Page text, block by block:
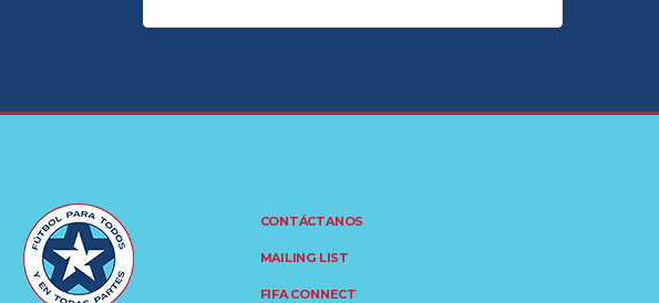
CONTÁCTANOS
MAILING LIST
FIFA CONNECT